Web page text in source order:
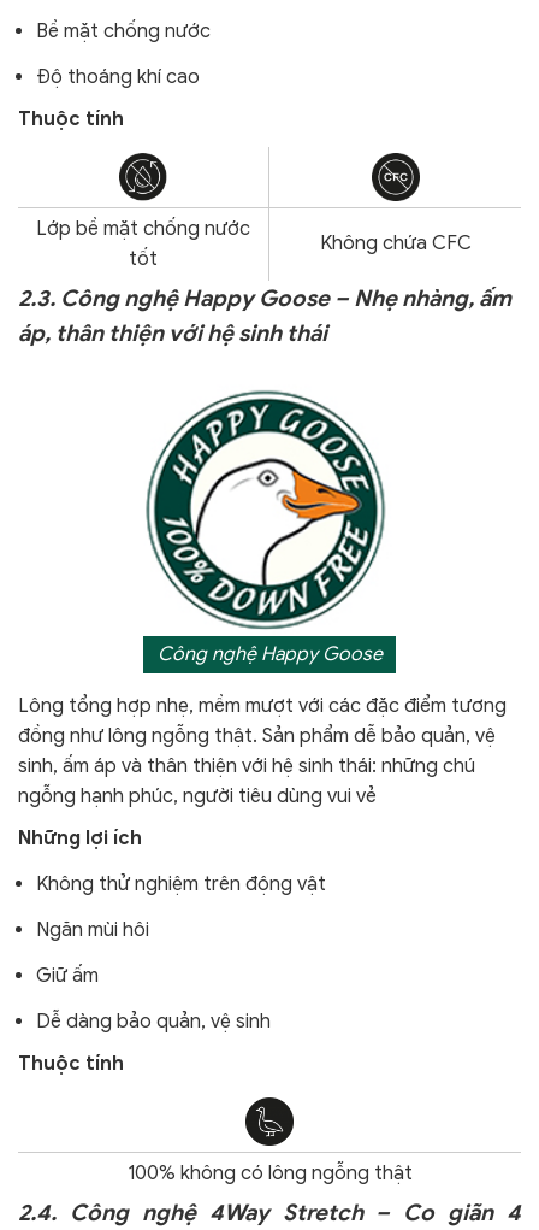
Bề mặt chống nước
Độ thoáng khí cao
Thuộc tính
Lớp bề mặt chống nước
tốt
Không chứa CFC
2.3. Công nghệ Happy Goose – Nhẹ nhàng, ấm
áp, thân thiện với hệ sinh thái
Công nghệ Happy Goose
Lông tổng hợp nhẹ, mềm mượt với các đặc điểm tương
đồng như lông ngỗng thật. Sản phẩm dễ bảo quản, vệ
sinh, ấm áp và thân thiện với hệ sinh thái: những chú
ngỗng hạnh phúc, người tiêu dùng vui vẻ
Những lợi ích
Không thử nghiệm trên động vật
Ngăn mùi hôi
Giữ ấm
Dễ dàng bảo quản, vệ sinh
Thuộc tính
100% không có lông ngỗng thật
2.4. Công nghệ 4Way Stretch – Co giãn 4